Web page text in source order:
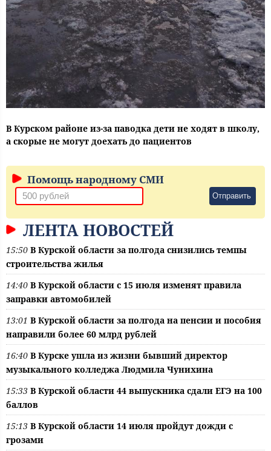
В Курском районе из-за паводка дети не ходят в школу,
а скорые не могут доехать до пациентов
Помощь народному СМИ
Отправить
ЛЕНТА НОВОСТЕЙ
15:50 В Курской области за полгода снизились темпы
строительства жилья
14:40 В Курской области с 15 июля изменят правила
заправки автомобилей
13:01 В Курской области за полгода на пенсии и пособия
направили более 60 млрд рублей
16:40 В Курске ушла из жизни бывший директор
музыкального колледжа Людмила Чунихина
15:33 В Курской области 44 выпускника сдали ЕГЭ на 100
баллов
15:13 В Курской области 14 июля пройдут дожди с
грозами